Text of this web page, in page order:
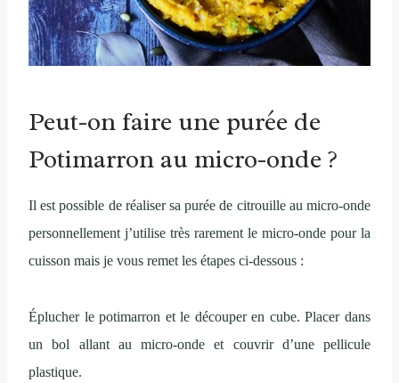
Peut-on faire une purée de
Potimarron au micro-onde ?
Il est possible de réaliser sa purée de citrouille au micro-onde
personnellement j’utilise très rarement le micro-onde pour la
cuisson mais je vous remet les étapes ci-dessous :
Éplucher le potimarron et le découper en cube. Placer dans
un bol allant au micro-onde et couvrir d’une pellicule
plastique.